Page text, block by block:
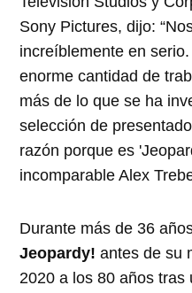
Sony Pictures, dijo:
increíblemente en
enorme cantidad de
más de lo que se ha
selección de
razón porque es
incomparable Alex
Durante más de 36
Jeopardy! antes de su
2020 a los 80 años